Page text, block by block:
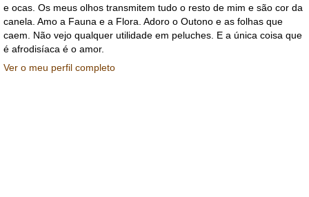
e ocas. Os meus olhos transmitem tudo o resto de mim e são cor da
canela. Amo a Fauna e a Flora. Adoro o Outono e as folhas que
caem. Não vejo qualquer utilidade em peluches. E a única coisa que
é afrodisíaca é o amor.
Ver o meu perfil completo